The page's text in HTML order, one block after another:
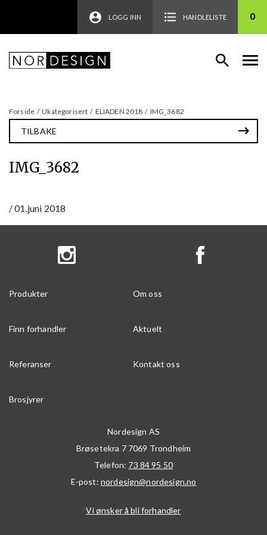
LOGG INN HANDLELISTE 0
Forside / Ukategorisert / ELIADEN 2018 / IMG_3682
TILBAKE
IMG_3682
/01.juni 2018
Produkter Om oss
Finn forhandler Aktuelt
Referanser Kontakt oss
Brosjyrer
Nordesign AS
Brøsetekra 7 7069 Trondheim
Telefon: 73 84 95 50
E-post: nordesign@nordesign.no
Vi ønsker å bli forhandler